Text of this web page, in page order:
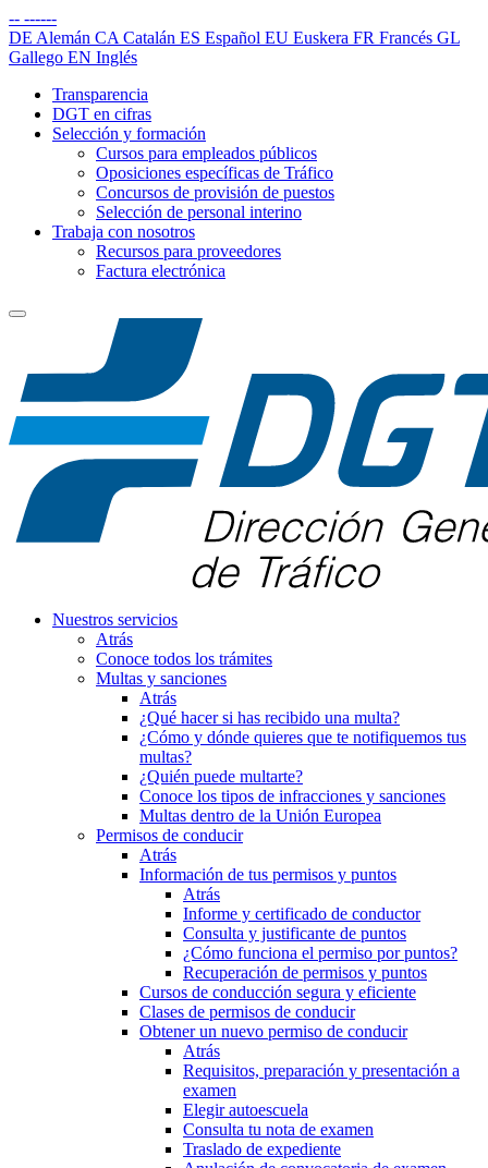
-- ------
DE Alemán CA Catalán ES Español EU Euskera FR Francés GL
Gallego EN Inglés
Transparencia
DGT en cifras
Selección y formación
Cursos para empleados públicos
Oposiciones específicas de Tráfico
Concursos de provisión de puestos
Selección de personal interino
Trabaja con nosotros
Recursos para proveedores
Factura electrónica
Nuestros servicios
Atrás
Conoce todos los trámites
Multas y sanciones
Atrás
¿Qué hacer si has recibido una multa?
¿Cómo y dónde quieres que te notifiquemos tus
multas?
¿Quién puede multarte?
Conoce los tipos de infracciones y sanciones
Multas dentro de la Unión Europea
Permisos de conducir
Atrás
Información de tus permisos y puntos
Atrás
Informe y certificado de conductor
Consulta y justificante de puntos
¿Cómo funciona el permiso por puntos?
Recuperación de permisos y puntos
Cursos de conducción segura y eficiente
Clases de permisos de conducir
Obtener un nuevo permiso de conducir
Atrás
Requisitos, preparación y presentación a
examen
Elegir autoescuela
Consulta tu nota de examen
Traslado de expediente